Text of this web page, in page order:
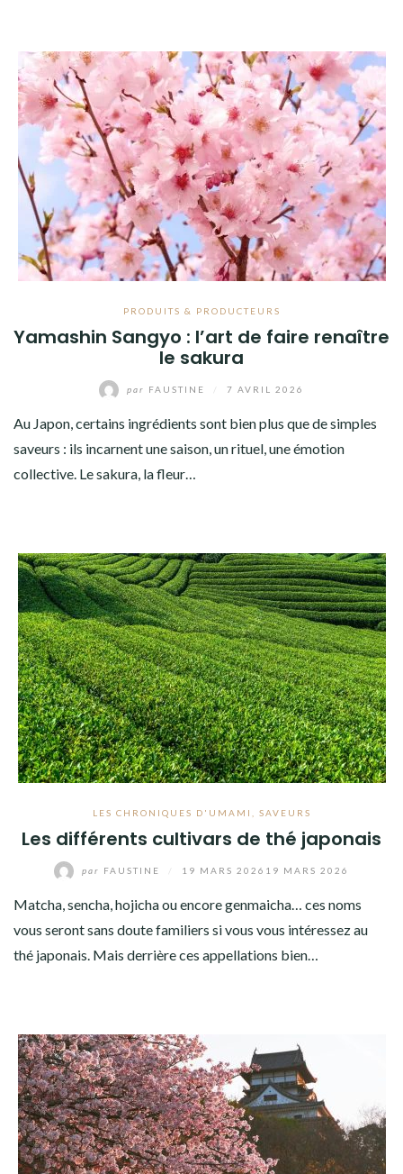
PRODUITS & PRODUCTEURS
Yamashin Sangyo : l’art de faire renaître
le sakura
par FAUSTINE 7 AVRIL 2026
Au Japon, certains ingrédients sont bien plus que de simples
saveurs : ils incarnent une saison, un rituel, une émotion
collective. Le sakura, la fleur…
LES CHRONIQUES D'UMAMI SAVEURS
Les différents cultivars de thé japonais
par FAUSTINE 19 MARS 2026 19 MARS 2026
Matcha, sencha, hojicha ou encore genmaicha… ces noms
vous seront sans doute familiers si vous vous intéressez au
thé japonais. Mais derrière ces appellations bien…